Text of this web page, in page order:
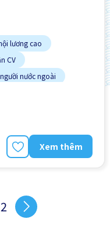
lương cao
CV
nước ngoài
Xem thêm